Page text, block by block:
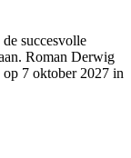
succesvolle
Roman Derwig
7 oktober 2027 in